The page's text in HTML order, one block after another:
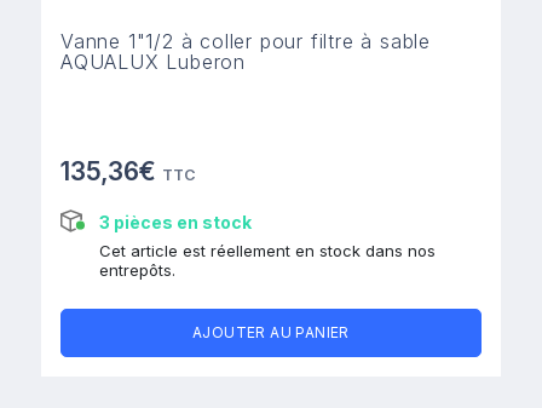
Vanne 1"1/2 à coller pour filtre à sable
AQUALUX Luberon
135,36€ TTC
3 pièces en stock
Cet article est réellement en stock dans nos
entrepôts.
AJOUTER AU PANIER